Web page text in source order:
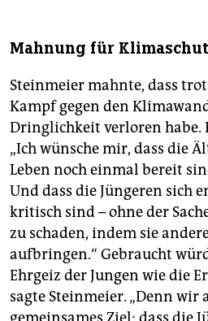
Mahnung für
Steinmeier mahnte, dass
Kampf gegen den
Dringlichkeit verloren habe.
„Ich wünsche mir, dass die
Leben noch einmal bereit
Und dass die Jüngeren sich
kritisch sind – ohne der
zu schaden, indem sie
aufbringen.“ Gebraucht
Ehrgeiz der Jungen wie die
sagte Steinmeier. „Denn wir